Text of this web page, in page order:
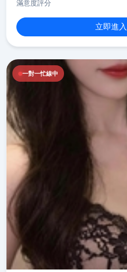
滿意度評分
立即進入
一對一忙線中